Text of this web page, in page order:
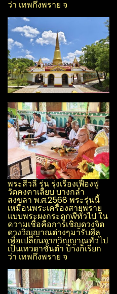
ว่า เทพกึ่งพราย จ
พระสีวลี รุ่น รุ่งเรือง​เฟื่องฟู​
วัด​คงคา​เลียบ​ บางกล่ำ​
สงขลา​ พ.ศ.2568 พระรุ่นนี้
เหมือนพระเครื่องสายพราย
แบบพระผง​กระดูกwีทั่วไป ใน
ความเชื่อคือการเชิญดวงจิต
ดวงวิญญาณ​ต่างๆมารับศีล
เพื่อเปลี่ยนจากวิญญาณ​ทั่วไป
เป็นเทวดาชั้นต่ำ บ้างก็เรียก
ว่า เทพกึ่งพราย จ